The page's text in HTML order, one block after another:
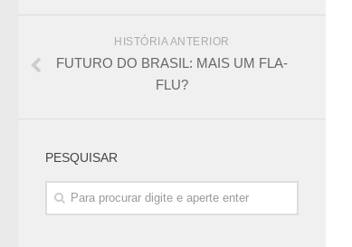
HISTÓRIA ANTERIOR
FUTURO DO BRASIL: MAIS UM FLA-
FLU?
PESQUISAR